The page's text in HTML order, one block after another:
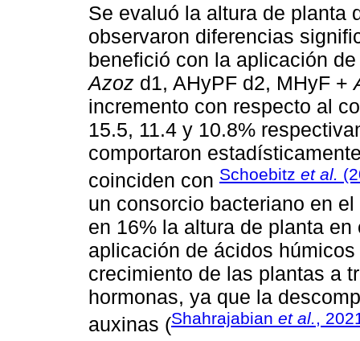
Se evaluó la altura de planta
observaron diferencias
benefició con la aplicación
Azoz d1, AHyPF d2, MHyF +
incremento con respecto al
15.5, 11.4 y 10.8%
comportaron
coinciden con Schoebitz et al.
un consorcio bacteriano en
en 16% la altura de planta
aplicación de ácidos
crecimiento de las plantas a
hormonas, ya que la
auxinas (Shahrajabian et al.,